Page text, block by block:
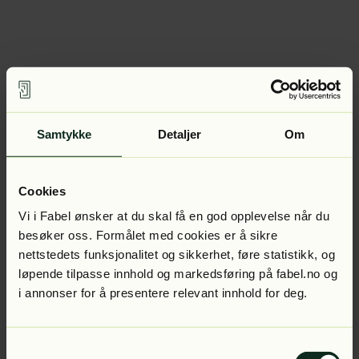
Samtykke Detaljer Om
Cookies
Vi i Fabel ønsker at du skal få en god opplevelse når du
besøker oss. Formålet med cookies er å sikre
nettstedets funksjonalitet og sikkerhet, føre statistikk, og
løpende tilpasse innhold og markedsføring på fabel.no og
i annonser for å presentere relevant innhold for deg.